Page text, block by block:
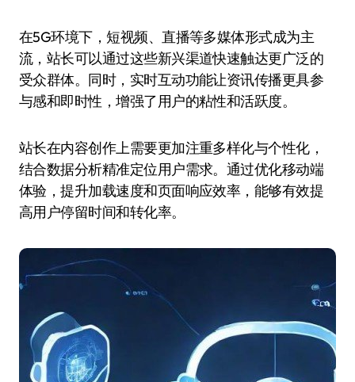
在5G环境下，短视频、直播等多媒体形式成为主
流，站长可以通过这些新兴渠道快速触达更广泛的
受众群体。同时，实时互动功能让资讯传播更具参
与感和即时性，增强了用户的粘性和活跃度。
站长在内容创作上需要更加注重多样化与个性化，
结合数据分析精准定位用户需求。通过优化移动端
体验，提升加载速度和页面响应效率，能够有效提
高用户停留时间和转化率。